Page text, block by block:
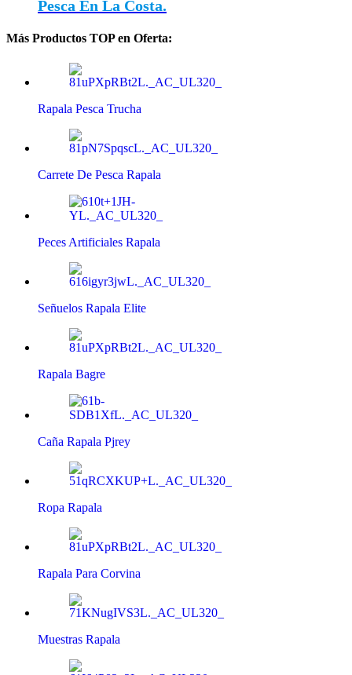
Pesca En La Costa.
Más Productos TOP en Oferta:
Rapala Pesca Trucha
Carrete De Pesca Rapala
Peces Artificiales Rapala
Señuelos Rapala Elite
Rapala Bagre
Caña Rapala Pjrey
Ropa Rapala
Rapala Para Corvina
Muestras Rapala